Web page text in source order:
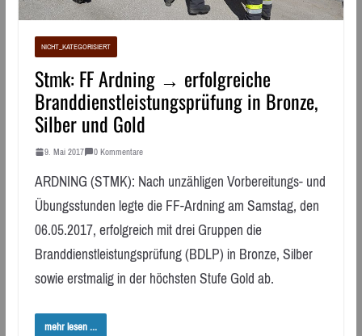
NICHT_KATEGORISIERT
Stmk: FF Ardning → erfolgreiche
Branddienstleistungsprüfung in Bronze,
Silber und Gold
9. Mai 2017 0 Kommentare
ARDNING (STMK): Nach unzähligen Vorbereitungs- und
Übungsstunden legte die FF-Ardning am Samstag, den
06.05.2017, erfolgreich mit drei Gruppen die
Branddienstleistungsprüfung (BDLP) in Bronze, Silber
sowie erstmalig in der höchsten Stufe Gold ab.
mehr lesen ...